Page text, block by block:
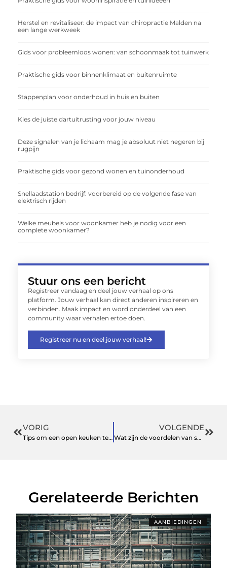
Herstel en revitaliseer: de impact van chiropractie Malden na
een lange werkweek
Gids voor probleemloos wonen: van schoonmaak tot tuinwerk
Praktische gids voor binnenklimaat en buitenruimte
Stappenplan voor onderhoud in huis en buiten
Kies de juiste dartuitrusting voor jouw niveau
Deze signalen van je lichaam mag je absoluut niet negeren bij
rugpijn
Praktische gids voor gezond wonen en tuinonderhoud
Snellaadstation bedrijf: voorbereid op de volgende fase van
elektrisch rijden
Welke meubels voor woonkamer heb je nodig voor een
complete woonkamer?
Stuur ons een bericht
Registreer vandaag en deel jouw verhaal op ons
platform. Jouw verhaal kan direct anderen inspireren en
verbinden. Maak impact en word onderdeel van een
community waar verhalen ertoe doen.
Registreer nu en deel jouw verhaal!
VORIG
Tips om een open keuken te creëren
VOLGENDE
Wat zijn de voordelen van spouwmuurisolatie en wat kost het per m2?
Gerelateerde Berichten
AANBIEDINGEN